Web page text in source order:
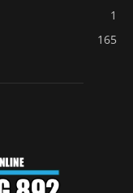
1
165